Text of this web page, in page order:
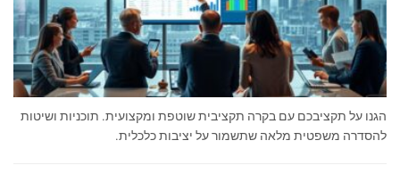
הגנו על תקציבכם עם בקרה תקציבית שוטפת ומקצועית. תוכניות ושיטות
להסדרה משפטית מלאה שתשמור על יציבות כלכלית.